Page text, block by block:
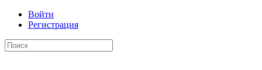
Войти
Регистрация